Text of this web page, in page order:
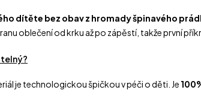
dítěte bez obav z hromady špinavého
oblečení od krku až po zápěstí, takže první
je technologickou špičkou v péči o děti. Je